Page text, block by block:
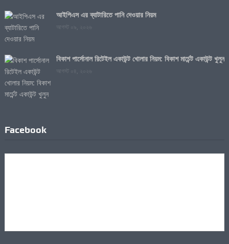
আইপিএস এর ব্যাটারিতে পানি দেওয়ার নিয়ম
আগস্ট ০৯, ২০২৬
বিকাশ পার্সোনাল রিটেইল একাউন্ট খোলার নিয়ম: বিকাশ মার্চেন্ট একাউন্ট খুলুন
আগস্ট ০৪, ২০২৬
Facebook